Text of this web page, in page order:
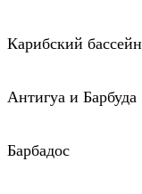
Карибский бассейн
Антигуа и Барбуда
Барбадос